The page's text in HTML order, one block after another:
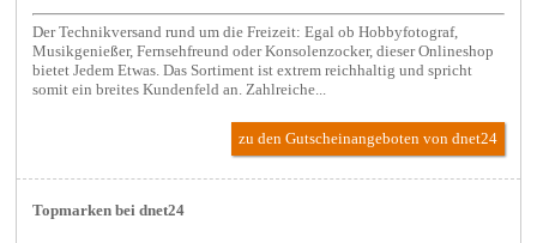
Der Technikversand rund um die Freizeit: Egal ob Hobbyfotograf,
Musikgenießer, Fernsehfreund oder Konsolenzocker, dieser Onlineshop
bietet Jedem Etwas. Das Sortiment ist extrem reichhaltig und spricht
somit ein breites Kundenfeld an. Zahlreiche...
zu den Gutscheinangeboten von dnet24
Topmarken bei dnet24